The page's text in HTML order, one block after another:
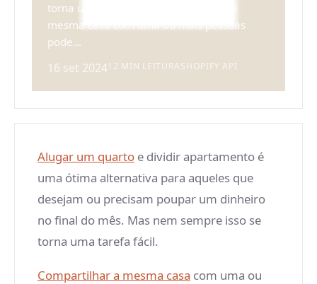
torna uma tarefa fácil. Compartilhar a
mesma casa com uma ou mais pessoas
pode...
16 set 202412 MIN LEITURASHOPIFY API
Alugar um quarto e dividir apartamento é
uma ótima alternativa para aqueles que
desejam ou precisam poupar um dinheiro
no final do mês. Mas nem sempre isso se
torna uma tarefa fácil.
Compartilhar a mesma casa com uma ou